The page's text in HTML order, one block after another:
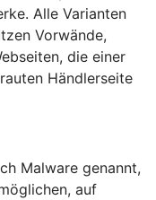
Alle Varianten
Vorwände,
die einer
Händlerseite
Malware genannt,
auf